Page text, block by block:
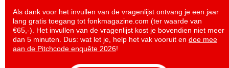
Als dank voor het invullen van de vragenlijst ontvang je een jaar
lang gratis toegang tot fonkmagazine.com (ter waarde van
€65,-). Het invullen van de vragenlijst kost je bovendien niet meer
dan 5 minuten. Dus: wat let je, help het vak vooruit en doe mee
aan de Pitchcode enquête 2026!